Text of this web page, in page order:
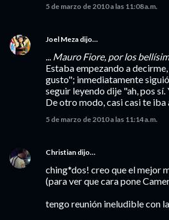
5 de marzo de 2010 a las 11:08 a.m.
Joel Meza dijo…
... Mauro Fiore, por los
Estaba empezando a
gusto"; inmediatamente
seguir leyendo dije "ah, pos sí.
De otro modo, casi casi te
5 de marzo de 2010 a las 11:14 a.m.
Christian dijo…
ching*dos! creo que el mejor
(para ver que cara pone
tengo reunión ineludible con